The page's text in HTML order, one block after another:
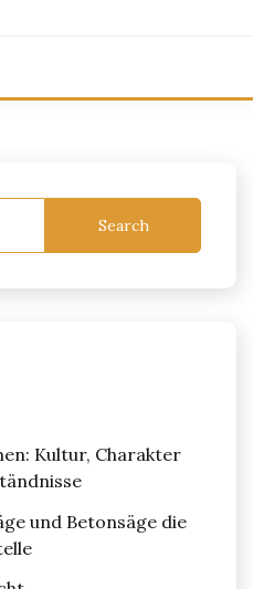
Search
Kultur, Charakter
und Betonsäge die